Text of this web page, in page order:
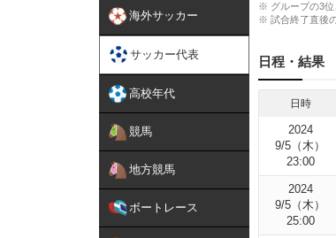
海外サッカー
サッカー代表
高校年代
競馬
地方競馬
ボートレース
※ グループの3位
※ 試合終了直後
日程・結果
日時
2024
9/5（木）
23:00
2024
9/5（木）
25:00